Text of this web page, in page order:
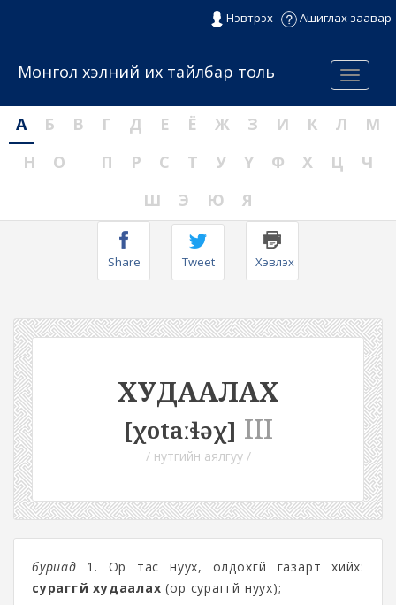
Нэвтрэх Ашиглах заавар
Menu
Монгол хэлний их тайлбар толь
А Б В Г Д Е Ё Ж З И К Л
М
Н
О П Р С Т У Ү Ф Х Ц
Ч
Ш
Э Ю Я
Share Tweet Хэвлэх
ХУДААЛАХ
[χotaːɬəχ] III
/ нутгийн аялгуу /
буриад 1. Ор тас нуух, олдохгүй газарт хийх:
сураггүй худаалах (ор сураггүй нуух);